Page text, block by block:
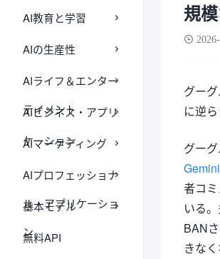
AI教育と学習
AIの生産性
AIライフ＆エンター
テイメント
AIビジネス・アプリ
ケーション
AIマーケティング
AIプロフェッショナ
ル・アプリケーショ
ン
基本モデル
無料API
規
グー
に逆
グー
Gemini
者コ
いる
BAN
きな